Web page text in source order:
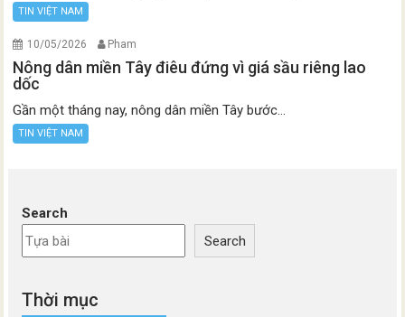
TIN VIỆT NAM
10/05/2026 Pham
Nông dân miền Tây điêu đứng vì giá sầu riêng lao
dốc
Gần một tháng nay, nông dân miền Tây bước...
TIN VIỆT NAM
Search
Search
Thời mục